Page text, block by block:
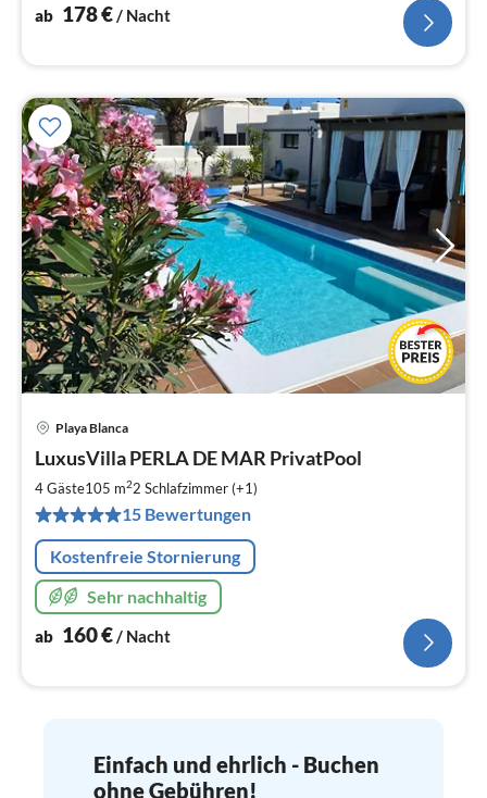
ab 178€/ Nacht
Playa Blanca
LuxusVilla PERLA DE MAR PrivatPool
4 Gäste105 m22 Schlafzimmer (+1)
15 Bewertungen
Kostenfreie Stornierung
Sehr nachhaltig
ab 160€/ Nacht
Einfach und ehrlich - Buchen
ohne Gebühren!